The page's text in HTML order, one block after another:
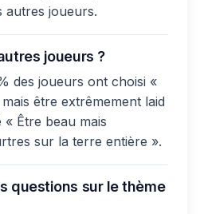
autres joueurs.
joueurs ?
des joueurs ont choisi «
être extrêmement laid
Être beau mais
sur la terre entière ».
questions sur le thème